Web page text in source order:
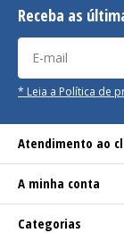
Receba as
* Leia a Política de
Atendimento ao
A minha conta
Categorias